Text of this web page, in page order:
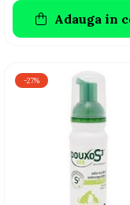
Adauga in
-27%